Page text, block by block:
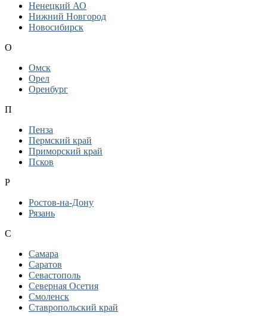
Ненецкий АО
Нижний Новгород
Новосибирск
О
Омск
Орел
Оренбург
П
Пенза
Пермский край
Приморский край
Псков
Р
Ростов-на-Дону
Рязань
С
Самара
Саратов
Севастополь
Северная Осетия
Смоленск
Ставропольский край